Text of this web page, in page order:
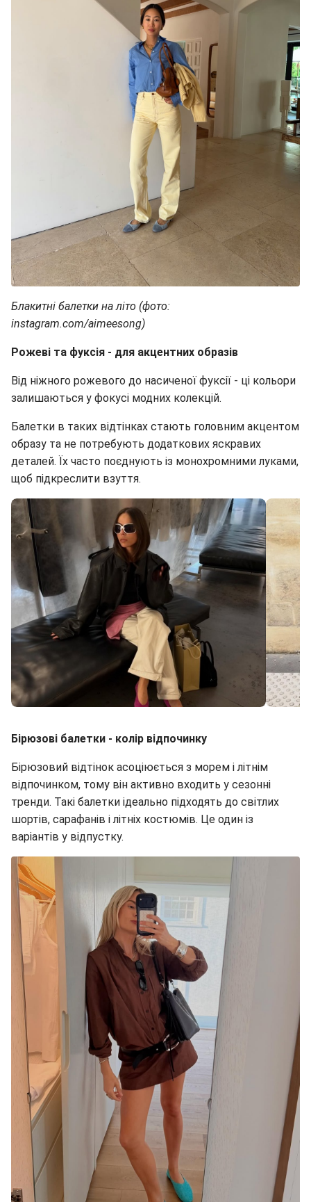
Блакитні балетки на літо (фото:
instagram.com/aimeesong)
Рожеві та фуксія - для акцентних образів
Від ніжного рожевого до насиченої фуксії - ці кольори
залишаються у фокусі модних колекцій.
Балетки в таких відтінках стають головним акцентом
образу та не потребують додаткових яскравих
деталей. Їх часто поєднують із монохромними луками,
щоб підкреслити взуття.
Бірюзові балетки - колір відпочинку
Бірюзовий відтінок асоціюється з морем і літнім
відпочинком, тому він активно входить у сезонні
тренди. Такі балетки ідеально підходять до світлих
шортів, сарафанів і літніх костюмів. Це один із
варіантів у відпустку.